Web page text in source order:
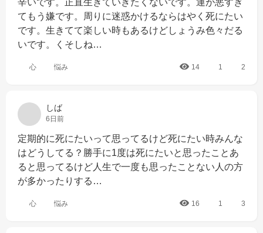
辛いです。正直生きていきたくないです。運が悪すぎ
てもう嫌です。周りに迷惑かけるならはやく死にたい
です。生きてて楽しい時もあるけどしょうみ色々だる
いです。くそしね…
心 悩み 14 1 2
しば
6日前
定期的に死にたいって思ってるけど死にたい時みんな
はどうしてる？勝手に1度は死にたいと思ったことあ
ると思ってるけど人生で一度も思ったことない人の方
が多かったりする…
心 悩み 16 1 3